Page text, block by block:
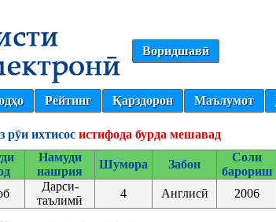
Воридшавӣ
Рейтинг Қарздорон Маълумот
рӯи ихтисосистифода бурда мешавад
Намуди
нашрия
Шумора Забон
Соли
барориш
Дарси-
таълимӣ
4 Англисӣ 2006